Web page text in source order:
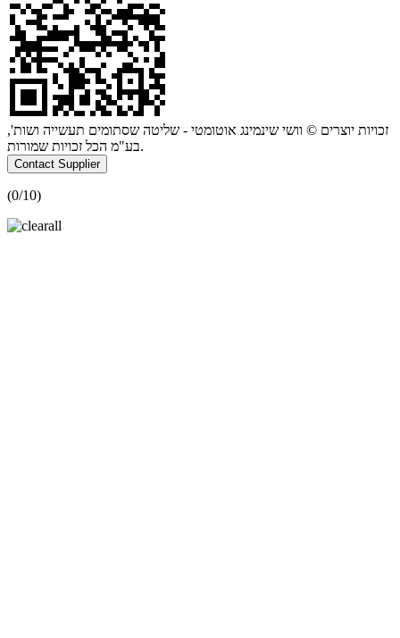
זכויות יוצרים © וושי שינמינג אוטומטי - שליטה שסתומים תעשייה ושות',
בע"מ הכל זכויות שמורות.
Contact Supplier
(0/10)